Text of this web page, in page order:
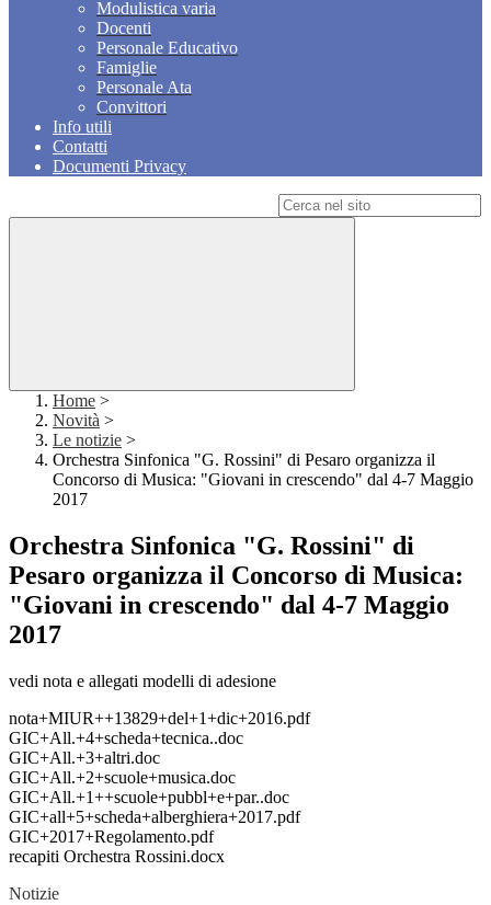
Modulistica varia
Docenti
Personale Educativo
Famiglie
Personale Ata
Convittori
Info utili
Contatti
Documenti Privacy
Home >
Novità >
Le notizie >
Orchestra Sinfonica "G. Rossini" di Pesaro organizza il
Concorso di Musica: "Giovani in crescendo" dal 4-7 Maggio
2017
Orchestra Sinfonica "G. Rossini" di
Pesaro organizza il Concorso di Musica:
"Giovani in crescendo" dal 4-7 Maggio
2017
vedi nota e allegati modelli di adesione
nota+MIUR++13829+del+1+dic+2016.pdf
GIC+All.+4+scheda+tecnica..doc
GIC+All.+3+altri.doc
GIC+All.+2+scuole+musica.doc
GIC+All.+1++scuole+pubbl+e+par..doc
GIC+all+5+scheda+alberghiera+2017.pdf
GIC+2017+Regolamento.pdf
recapiti Orchestra Rossini.docx
Notizie